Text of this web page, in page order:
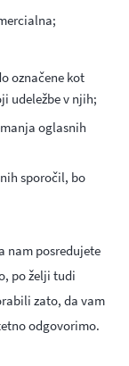
označene kot
udeležbe v njih;
oglasnih
sporočil, bo
nam posredujete
po želji tudi
zato, da vam
odgovorimo.